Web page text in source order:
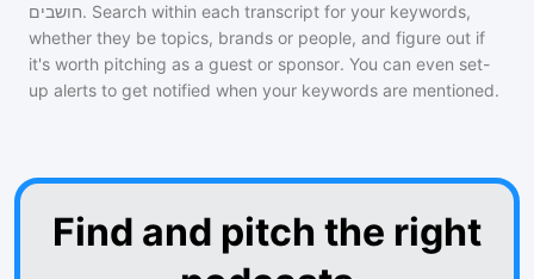
חושבים. Search within each transcript for your keywords,
whether they be topics, brands or people, and figure out if
it's worth pitching as a guest or sponsor. You can even set-
up alerts to get notified when your keywords are mentioned.
Find and pitch the right